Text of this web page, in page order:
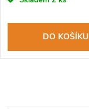
DO KOŠÍKU